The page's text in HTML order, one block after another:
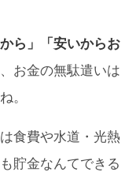
から」「安いからお
お金の無駄遣いは
。
食費や水道・光熱
貯金なんてできる